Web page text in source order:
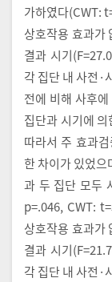
가하였다(CWT:
상호작용 효과가
결과 시기
각 집단 내 사전
전에 비해 사후
집단과 시기에
따라서 주 효과
한 차이가 있었
과 두 집단 모두
p=.046, CWT:
상호작용 효과가
결과 시기
각 집단 내 사전